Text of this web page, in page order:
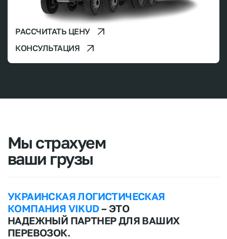
РАССЧИТАТЬ ЦЕНУ
КОНСУЛЬТАЦИЯ
Мы страхуем
ваши грузы
УКРАИНСКАЯ ЛОГИСТИЧЕСКАЯ
КОМПАНИЯ VIKUD– ЭТО
НАДЕЖНЫЙ ПАРТНЕР ДЛЯ ВАШИХ
ПЕРЕВОЗОК.